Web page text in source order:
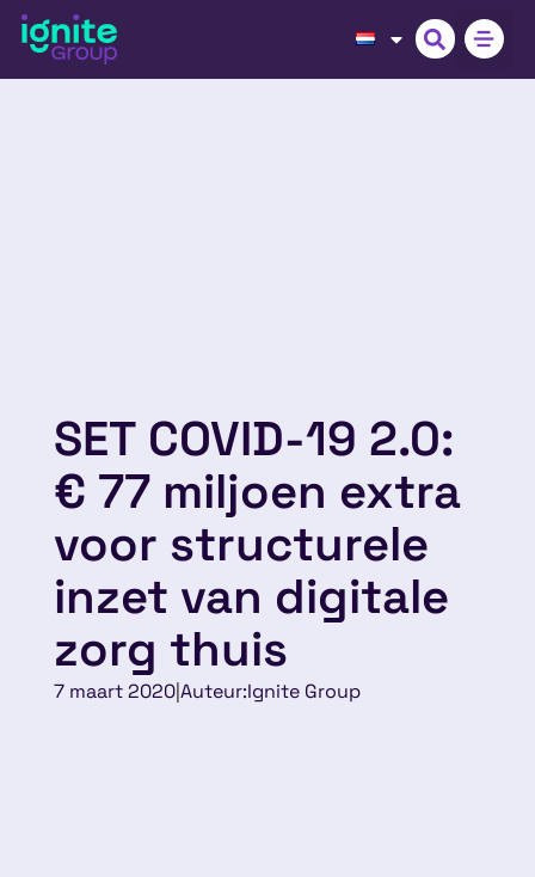
SET COVID-19 2.0:
€ 77 miljoen extra
voor structurele
inzet van digitale
zorg thuis
7 maart 2020|Auteur:Ignite Group